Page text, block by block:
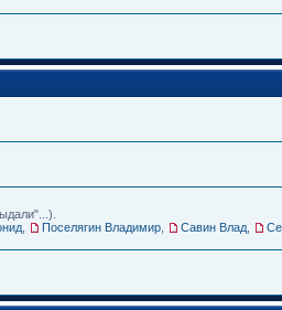
Поселягин Владимир Савин Влад